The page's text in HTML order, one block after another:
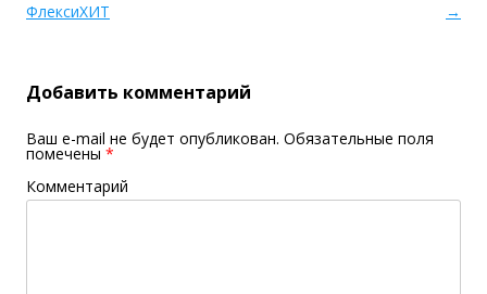
ФлексиХИТ
→
Добавить комментарий
Ваш e-mail не будет опубликован. Обязательные поля
помечены *
Комментарий